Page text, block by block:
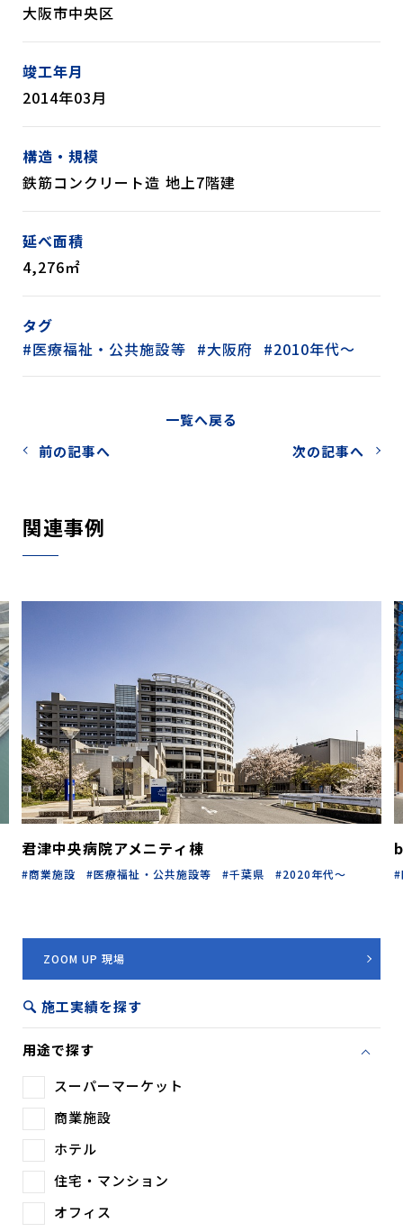
大阪市中央区
竣工年月
2014年03月
構造・規模
鉄筋コンクリート造 地上7階建
延べ面積
4,276㎡
タグ
医療福祉・公共施設等
大阪府 2010年代～
一覧へ戻る
前の記事へ
次の記事へ
関連事例
君津中央病院アメニティ棟
商業施設 医療福祉・公共施設等 千葉県 2020年代～
ZOOM UP 現場
施工実績を探す
用途で探す
スーパーマーケット
商業施設
ホテル
住宅・マンション
オフィス